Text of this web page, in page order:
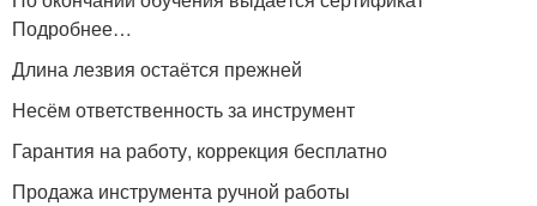
Подробнее…
Длина лезвия остаётся прежней
Несём ответственность за инструмент
Гарантия на работу, коррекция бесплатно
Продажа инструмента ручной работы